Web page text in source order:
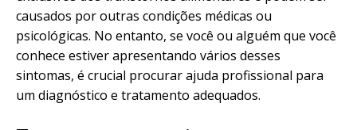
causados por outras condições médicas ou
psicológicas. No entanto, se você ou alguém que você
conhece estiver apresentando vários desses
sintomas, é crucial procurar ajuda profissional para
um diagnóstico e tratamento adequados.